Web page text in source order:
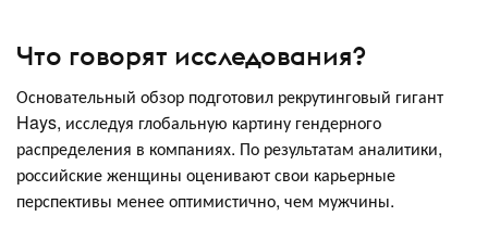
Что говорят исследования?
Основательный обзор подготовил рекрутинговый гигант
Hays, исследуя глобальную картину гендерного
распределения в компаниях. По результатам аналитики,
российские женщины оценивают свои карьерные
перспективы менее оптимистично, чем мужчины.